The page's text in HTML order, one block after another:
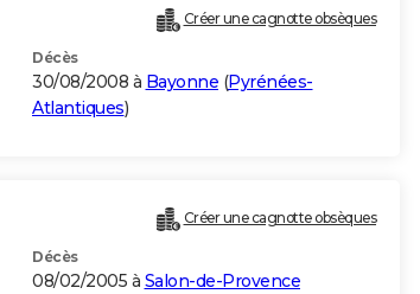
Créer une cagnotte obsèques
Décès
30/08/2008 à Bayonne (Pyrénées-
Atlantiques)
Créer une cagnotte obsèques
Décès
08/02/2005 à Salon-de-Provence